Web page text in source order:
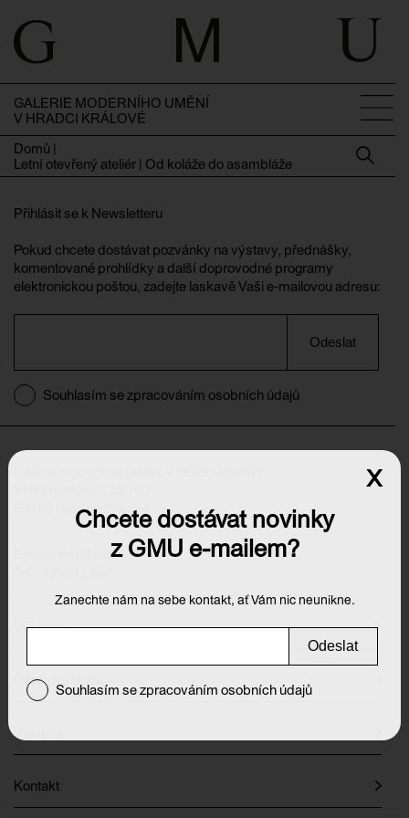
GALERIE MODERNÍHO UMĚNÍ
V HRADCI KRÁLOVÉ
Domů |
Letní otevřený ateliér | Od koláže do asambláže
Přihlásit se k Newsletteru
Pokud chcete dostávat pozvánky na výstavy, přednášky,
komentované prohlídky a další doprovodné programy
elektronickou poštou, zadejte laskavě Vaši e-mailovou adresu:
Odeslat
Souhlasím se zpracováním osobních údajů
500 03 Hradec Králové
info@galeriehk.cz
Výstavy
Otevírací doba
Vstupné
Kontakt
Chcete dostávat novinky
z GMU e-mailem?
Zanechte nám na sebe kontakt, ať Vám nic neunikne.
Odeslat
Souhlasím se zpracováním osobních údajů
x